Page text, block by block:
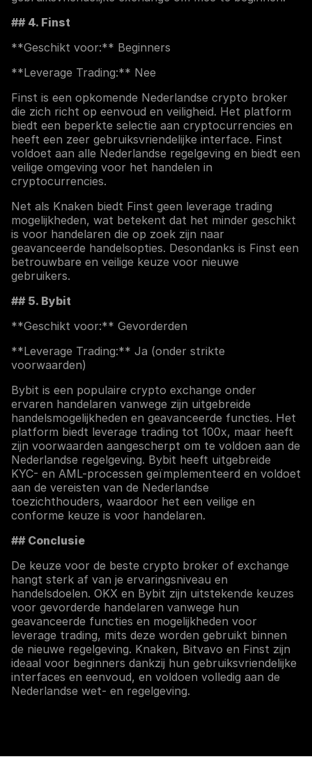
## 4. Finst
**Geschikt voor:** Beginners
**Leverage Trading:** Nee
Finst is een opkomende Nederlandse crypto broker
die zich richt op eenvoud en veiligheid. Het platform
biedt een beperkte selectie aan cryptocurrencies en
heeft een zeer gebruiksvriendelijke interface. Finst
voldoet aan alle Nederlandse regelgeving en biedt een
veilige omgeving voor het handelen in
cryptocurrencies.
Net als Knaken biedt Finst geen leverage trading
mogelijkheden, wat betekent dat het minder geschikt
is voor handelaren die op zoek zijn naar
geavanceerde handelsopties. Desondanks is Finst een
betrouwbare en veilige keuze voor nieuwe
gebruikers.
## 5. Bybit
**Geschikt voor:** Gevorderden
**Leverage Trading:** Ja (onder strikte
voorwaarden)
Bybit is een populaire crypto exchange onder
ervaren handelaren vanwege zijn uitgebreide
handelsmogelijkheden en geavanceerde functies. Het
platform biedt leverage trading tot 100x, maar heeft
zijn voorwaarden aangescherpt om te voldoen aan de
Nederlandse regelgeving. Bybit heeft uitgebreide
KYC- en AML-processen geïmplementeerd en voldoet
aan de vereisten van de Nederlandse
toezichthouders, waardoor het een veilige en
conforme keuze is voor handelaren.
## Conclusie
De keuze voor de beste crypto broker of exchange
hangt sterk af van je ervaringsniveau en
handelsdoelen. OKX en Bybit zijn uitstekende keuzes
voor gevorderde handelaren vanwege hun
geavanceerde functies en mogelijkheden voor
leverage trading, mits deze worden gebruikt binnen
de nieuwe regelgeving. Knaken, Bitvavo en Finst zijn
ideaal voor beginners dankzij hun gebruiksvriendelijke
interfaces en eenvoud, en voldoen volledig aan de
Nederlandse wet- en regelgeving.